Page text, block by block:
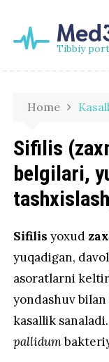
Tibbiy
Home
Sifilis
belgilari,
Sifilis yoxud
yuqadigan,
asoratlarni
yondashuv bilan
kasallik
pallidum